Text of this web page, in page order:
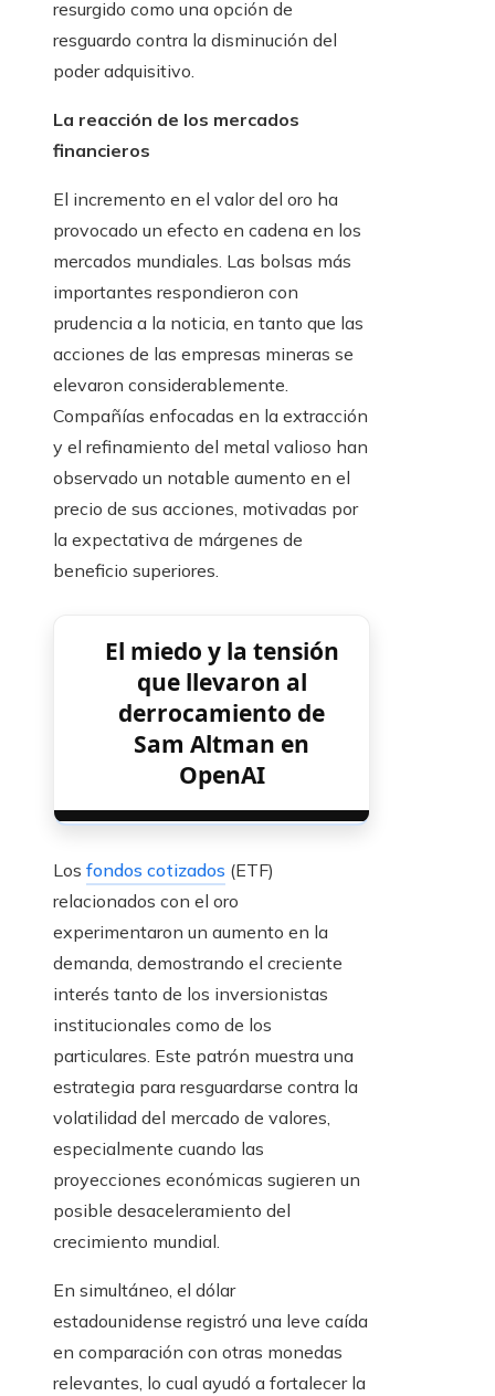
resurgido como una opción de
resguardo contra la disminución del
poder adquisitivo.
La reacción de los mercados
financieros
El incremento en el valor del oro ha
provocado un efecto en cadena en los
mercados mundiales. Las bolsas más
importantes respondieron con
prudencia a la noticia, en tanto que las
acciones de las empresas mineras se
elevaron considerablemente.
Compañías enfocadas en la extracción
y el refinamiento del metal valioso han
observado un notable aumento en el
precio de sus acciones, motivadas por
la expectativa de márgenes de
beneficio superiores.
El miedo y la tensión
que llevaron al
derrocamiento de
Sam Altman en
OpenAI
Los fondos cotizados (ETF)
relacionados con el oro
experimentaron un aumento en la
demanda, demostrando el creciente
interés tanto de los inversionistas
institucionales como de los
particulares. Este patrón muestra una
estrategia para resguardarse contra la
volatilidad del mercado de valores,
especialmente cuando las
proyecciones económicas sugieren un
posible desaceleramiento del
crecimiento mundial.
En simultáneo, el dólar
estadounidense registró una leve caída
en comparación con otras monedas
relevantes, lo cual ayudó a fortalecer la